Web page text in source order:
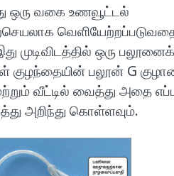
ஒரு வகை உணவூட்டல்
முடிவிடத்தில் ஒரு பலூனைக்
குழந்தையின் பலூன் G
வீட்டில் வைத்து அதை
அறிந்து கொள்ளவும்.